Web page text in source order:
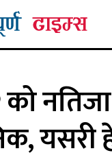
को नतिजा
यसरी